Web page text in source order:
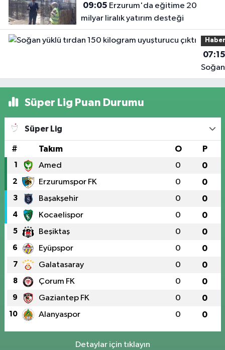
09:05
milyar liralık yatırım desteği
07:15
Soğan
yüklü
çıktı
Süper Lig Puan Durumu
Süper Lig
# Takım O P
1 Amed 0 0
2 Erzurumspor FK 0 0
3 Başakşehir 0 0
4 Kocaelispor 0 0
5 Beşiktaş 0 0
6 Eyüpspor 0 0
7 Galatasaray 0 0
8 Çorum FK 0 0
9 Gaziantep FK 0 0
10 Alanyaspor 0 0
Detaylar için tıklayın